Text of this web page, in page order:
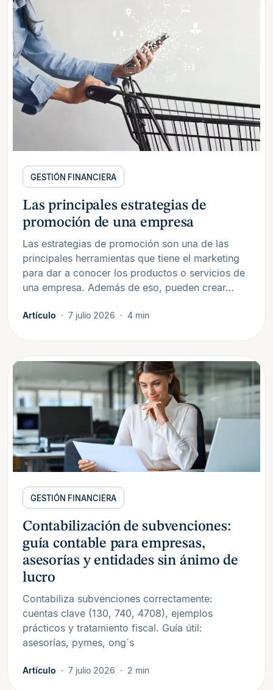
GESTIÓN FINANCIERA
Las principales estrategias de
promoción de una empresa
Las estrategias de promoción son una de las
principales herramientas que tiene el marketing
para dar a conocer los productos o servicios de
una empresa. Además de eso, pueden crear…
Artículo 7 julio 2026 4 min
GESTIÓN FINANCIERA
Contabilización de subvenciones:
guía contable para empresas,
asesorías y entidades sin ánimo de
lucro
Contabiliza subvenciones correctamente:
cuentas clave (130, 740, 4708), ejemplos
prácticos y tratamiento fiscal. Guía útil:
asesorías, pymes, ong´s
Artículo 7 julio 2026 2 min